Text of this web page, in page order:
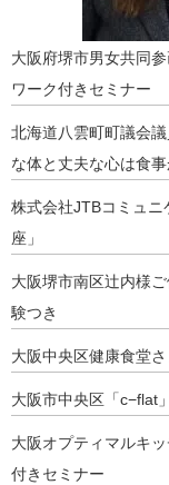
大阪府堺市男女共同
ワーク付きセミナー
北海道八雲町町議会
な体と丈夫な心は食
株式会社JTBコミュ
座」
大阪堺市南区辻内様
験つき
大阪中央区健康食堂
大阪市中央区「c−flat
大阪オプティマルキ
付きセミナー